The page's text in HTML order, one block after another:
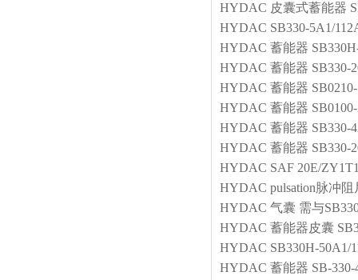
HYDAC 皮囊式蓄能器
HYDAC SB330-5A1/
HYDAC 蓄能器
HYDAC 蓄能器 SB330-
HYDAC 蓄能器
HYDAC 蓄能器
HYDAC 蓄能器 SB330-
HYDAC 蓄能器 SB330-
HYDAC SAF 20E/
HYDAC pulsation脉冲阻
HYDAC 气囊 需与
HYDAC 蓄能器皮囊
HYDAC SB330H-50A1/
HYDAC 蓄能器 SB-